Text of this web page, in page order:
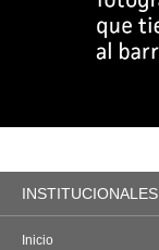
INSTITUCIONALES
Inicio